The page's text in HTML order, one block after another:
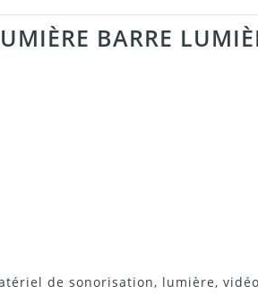
BARRE
de sonorisation, lumière,